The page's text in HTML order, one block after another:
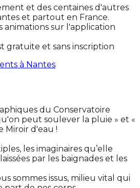
et des centaines d'autres
et partout en France.
animations sur l'application
gratuite et sans inscription
à Nantes
du Conservatoire
peut soulever la pluie » et «
Miroir d'eau !
les imaginaires qu’elle
par les baignades et les
sommes issus, milieu vital qui